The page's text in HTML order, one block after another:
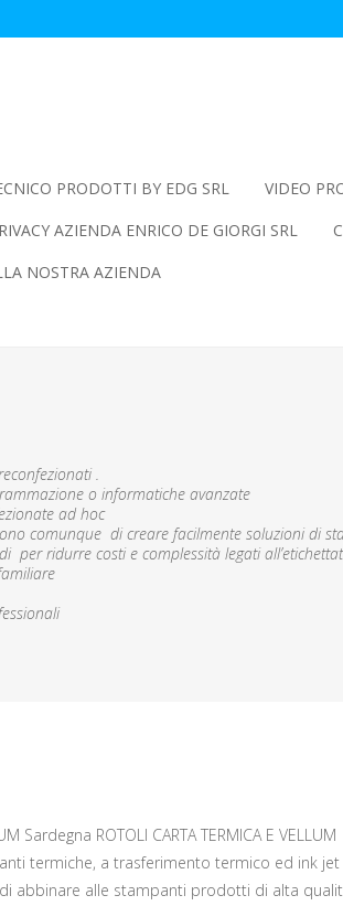
PRODOTTI BY EDG SRL
VIDEO
AZIENDA ENRICO DE GIORGI SRL
NOSTRA AZIENDA
.
o informatiche avanzate
ad hoc
comunque di creare facilmente soluzioni di
ridurre costi e complessità legati
Sardegna ROTOLI CARTA TERMICA E VELLUM
termiche, a trasferimento termico ed ink jet
abbinare alle stampanti prodotti di alta